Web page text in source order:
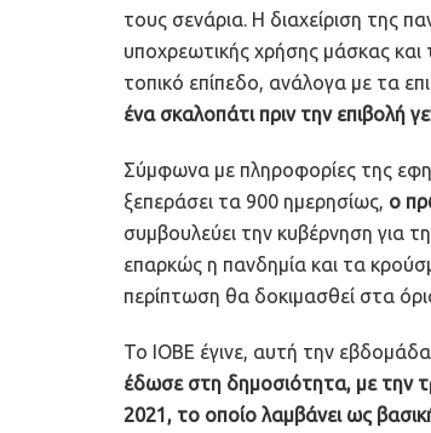
τους σενάρια. Η διαχείριση της
υποχρεωτικής χρήσης μάσκας και
τοπικό επίπεδο, ανάλογα με τα
ένα σκαλοπάτι πριν την επιβολή
Σύμφωνα με πληροφορίες της
ξεπεράσει τα 900 ημερησίως, ο
συμβουλεύει την κυβέρνηση για
επαρκώς η πανδημία και τα
περίπτωση θα δοκιμασθεί στα
Το ΙΟΒΕ έγινε, αυτή την
έδωσε στη δημοσιότητα, με την
2021, το οποίο λαμβάνει ως